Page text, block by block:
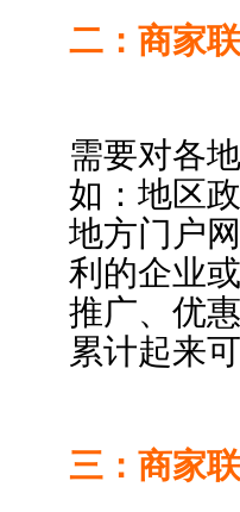
二：商家
需要对各
如：地区
地方门户
利的企业
推广、优
累计起来
三：商家